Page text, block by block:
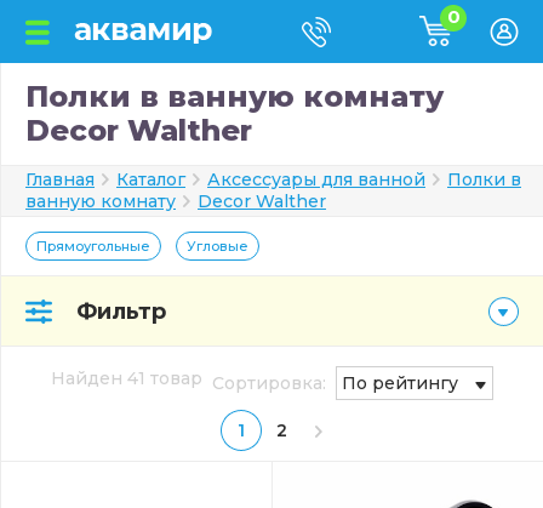
0
Полки в ванную комнату
Decor Walther
Главная Каталог Аксессуары для ванной
Полки в
ванную комнату
Decor Walther
Прямоугольные Угловые
Фильтр
Найден 41 товар
1 2
Сортировка: По рейтингу